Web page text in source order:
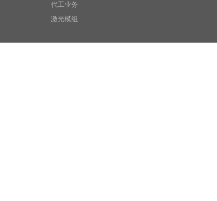
代工业务
激光模组